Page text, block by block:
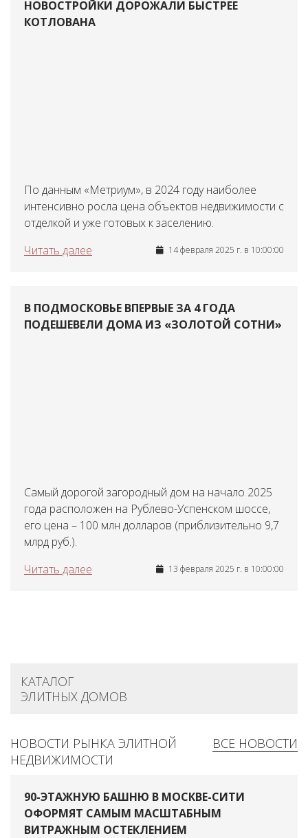
НОВОСТРОЙКИ ДОРОЖАЛИ БЫСТРЕЕ
КОТЛОВАНА
По данным «Метриум», в 2024 году наиболее
интенсивно росла цена объектов недвижимости с
отделкой и уже готовых к заселению.
Читать далее
14 февраля 2025 г. в 10:00:00
В ПОДМОСКОВЬЕ ВПЕРВЫЕ ЗА 4 ГОДА
ПОДЕШЕВЕЛИ ДОМА ИЗ «ЗОЛОТОЙ СОТНИ»
Самый дорогой загородный дом на начало 2025
года расположен на Рублево-Успенском шоссе,
его цена – 100 млн долларов (приблизительно 9,7
млрд руб.).
Читать далее
13 февраля 2025 г. в 10:00:00
КАТАЛОГ
ЭЛИТНЫХ ДОМОВ
ВСЕ НОВОСТИ
НОВОСТИ РЫНКА ЭЛИТНОЙ
НЕДВИЖИМОСТИ
90-ЭТАЖНУЮ БАШНЮ В МОСКВЕ-СИТИ
ОФОРМЯТ САМЫМ МАСШТАБНЫМ
ВИТРАЖНЫМ ОСТЕКЛЕНИЕМ